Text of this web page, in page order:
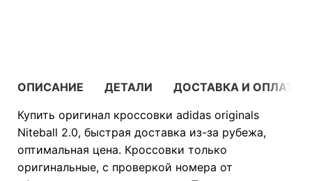
ОПИСАНИЕ ДЕТАЛИ
ДОСТАВКА И ОПЛАТА
Купить оригинал кроссовки adidas originals
Niteball 2.0, быстрая доставка из-за рубежа,
оптимальная цена. Кроссовки только
оригинальные, с проверкой номера от